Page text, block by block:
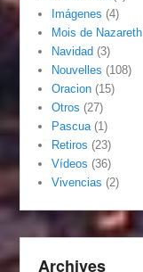
Imágenes (4)
Mois de Nazareth
Navidad (3)
Nouvelles (108)
Oracion (15)
Otros (27)
Pascua (1)
Retiros (23)
Vídeos (36)
Vivencias (2)
Archives